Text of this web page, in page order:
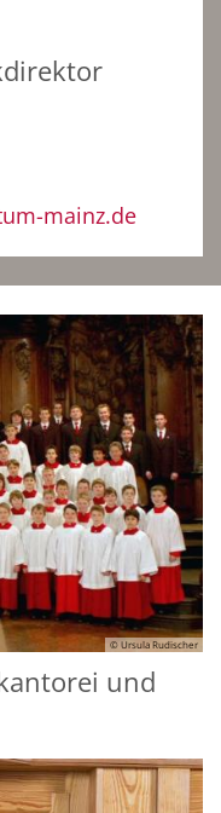
mainz.de
© Ursula Rudischer
und